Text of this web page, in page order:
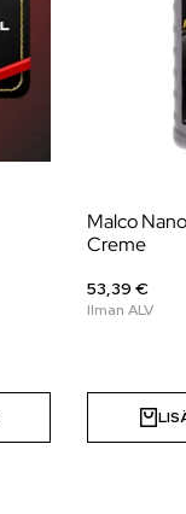
Malco
Creme
53,39 €